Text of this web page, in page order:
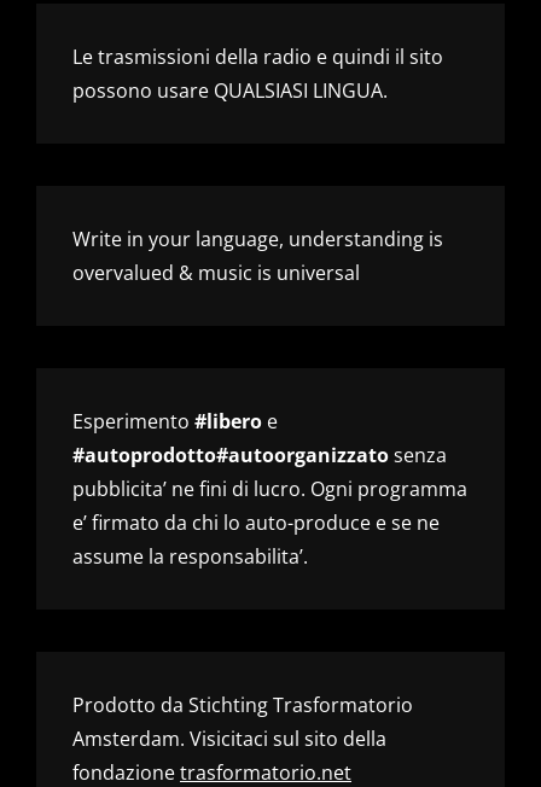
Le trasmissioni della radio e quindi il sito
possono usare QUALSIASI LINGUA.
Write in your language, understanding is
overvalued & music is universal
Esperimento #libero e
#autoprodotto#autoorganizzatosenza
pubblicita’ ne fini di lucro. Ogni programma
e’ firmato da chi lo auto-produce e se ne
assume la responsabilita’.
Prodotto da Stichting Trasformatorio
Amsterdam. Visicitaci sul sito della
fondazionetrasformatorio.net